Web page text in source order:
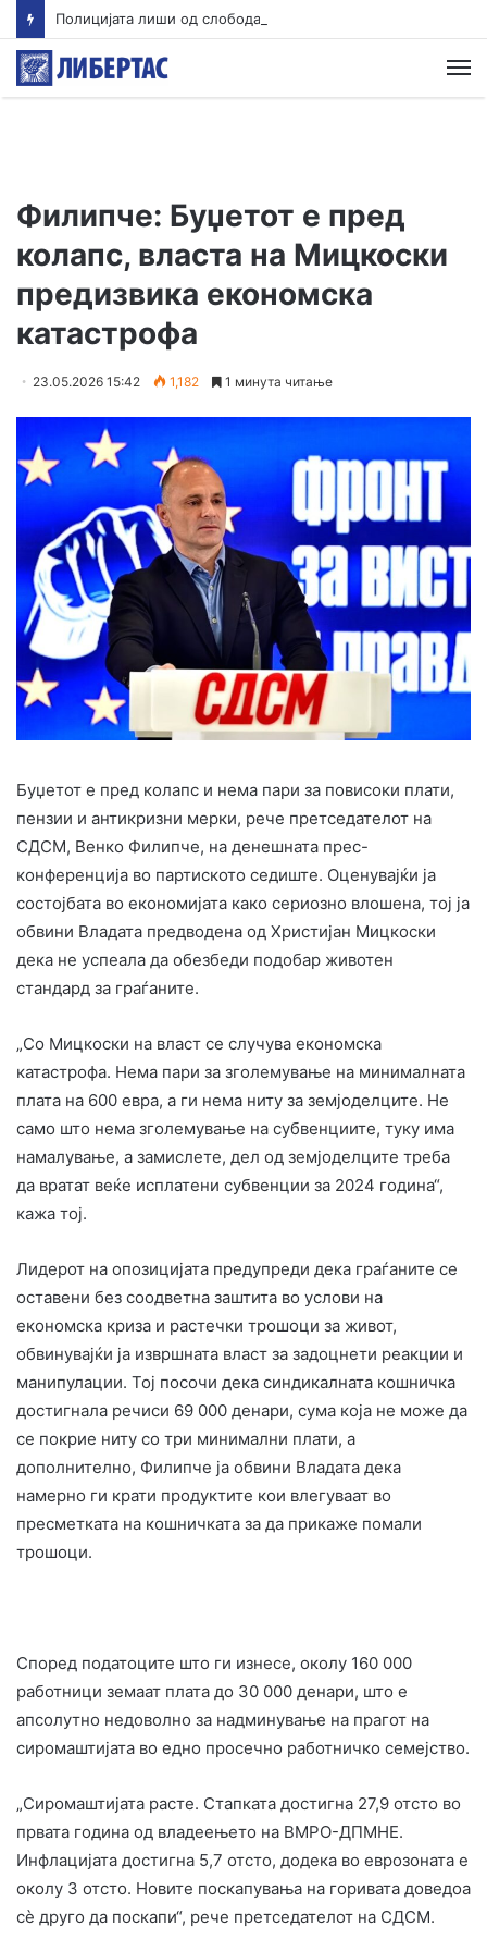
Филипче: Буџетот е пред
колапс, власта на Мицкоски
предизвика економска
катастрофа
23.05.2026 15:42 1,182 1 минута читање
Буџетот е пред колапс и нема пари за повисоки плати,
пензии и антикризни мерки, рече претседателот на
СДСМ, Венко Филипче, на денешната прес-
конференција во партиското седиште. Оценувајќи ја
состојбата во економијата како сериозно влошена, тој ја
обвини Владата предводена од Христијан Мицкоски
дека не успеала да обезбеди подобар животен
стандард за граѓаните.
„Со Мицкоски на власт се случува економска
катастрофа. Нема пари за зголемување на минималната
плата на 600 евра, а ги нема ниту за земјоделците. Не
само што нема зголемување на субвенциите, туку има
намалување, а замислете, дел од земјоделците треба
да вратат веќе исплатени субвенции за 2024 година“,
кажа тој.
Лидерот на опозицијата предупреди дека граѓаните се
оставени без соодветна заштита во услови на
економска криза и растечки трошоци за живот,
обвинувајќи ја извршната власт за задоцнети реакции и
манипулации. Тој посочи дека синдикалната кошничка
достигнала речиси 69 000 денари, сума која не може да
се покрие ниту со три минимални плати, а
дополнително, Филипче ја обвини Владата дека
намерно ги крати продуктите кои влегуваат во
пресметката на кошничката за да прикаже помали
трошоци.
Според податоците што ги изнесе, околу 160 000
работници земаат плата до 30 000 денари, што е
апсолутно недоволно за надминување на прагот на
сиромаштијата во едно просечно работничко семејство.
„Сиромаштијата расте. Стапката достигна 27,9 отсто во
првата година од владеењето на ВМРО-ДПМНЕ.
Инфлацијата достигна 5,7 отсто, додека во еврозоната е
околу 3 отсто. Новите поскапувања на горивата доведоа
сè друго да поскапи“, рече претседателот на СДСМ.